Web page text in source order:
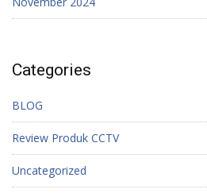
Categories
BLOG
Review Produk CCTV
Uncategorized